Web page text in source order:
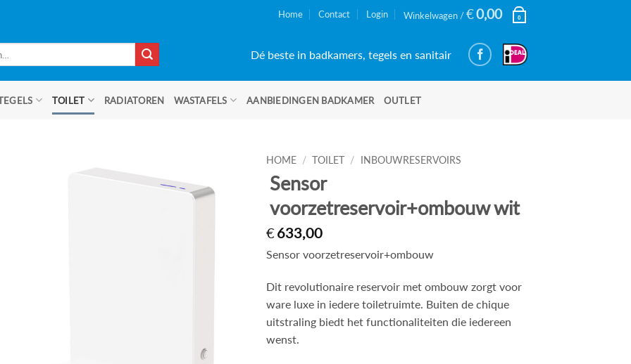
Home Contact Login Winkelwagen /€0,00 0
Dé beste in badkamers, tegels en sanitair
TOILET RADIATOREN WASTAFELS AANBIEDINGEN BADKAMER OUTLET
HOME / TOILET / INBOUWRESERVOIRS
Sensor
voorzetreservoir+ombouw wit
€ 633,00
Sensor voorzetreservoir+ombouw
Dit revolutionaire reservoir met ombouw zorgt voor
ware luxe in iedere toiletruimte. Buiten de chique
uitstraling biedt het functionaliteiten die iedereen
wenst.